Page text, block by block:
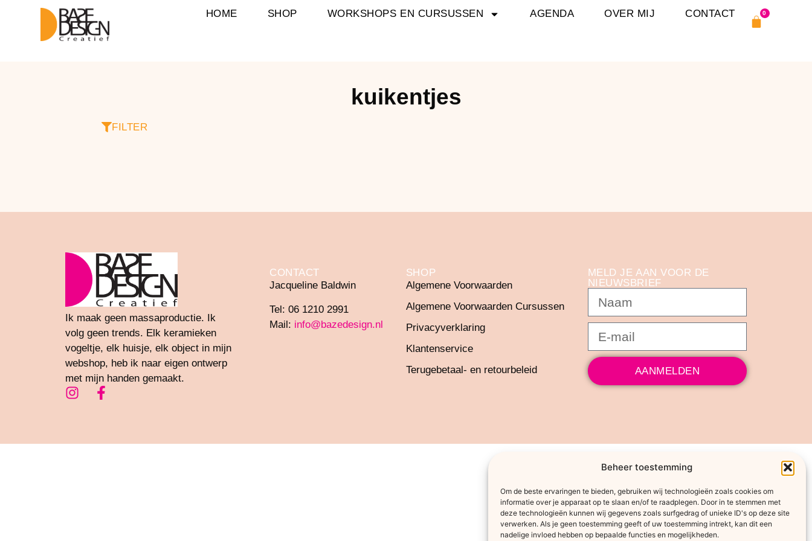
Beheer toestemming
Om de beste ervaringen te bieden, gebruiken wij technologieën zoals cookies om
informatie over je apparaat op te slaan en/of te raadplegen. Door in te stemmen met
deze technologieën kunnen wij gegevens zoals surfgedrag of unieke ID's op deze site
verwerken. Als je geen toestemming geeft of uw toestemming intrekt, kan dit een
nadelige invloed hebben op bepaalde functies en mogelijkheden.
HOME SHOP WORKSHOPS EN CURSUSSEN AGENDA OVER MIJ CONTACT 0
kuikentjes
FILTER
Ik maak geen massaproductie. Ik
volg geen trends. Elk keramieken
vogeltje, elk huisje, elk object in mijn
webshop, heb ik naar eigen ontwerp
met mijn handen gemaakt.
CONTACT
Jacqueline Baldwin
Tel: 06 1210 2991
Mail: info@bazedesign.nl
SHOP
Algemene Voorwaarden
Algemene Voorwaarden Cursussen
Privacyverklaring
Klantenservice
Terugebetaal- en retourbeleid
MELD JE AAN VOOR DE
NIEUWSBRIEF
AANMELDEN